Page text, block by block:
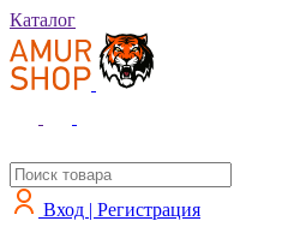
Каталог
Вход | Регистрация